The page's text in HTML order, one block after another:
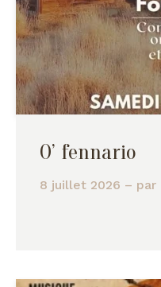
O’ fennario
8 juillet 2026 – par